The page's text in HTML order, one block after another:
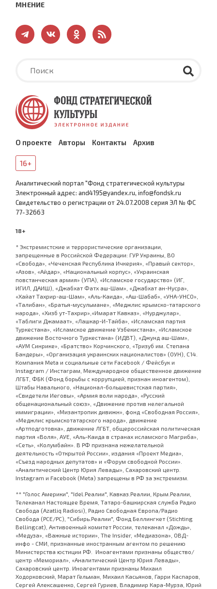
МНЕНИЕ
О проекте Авторы Контакты Архив
16+
Аналитический портал "Фонд стратегической культуры
Электронный адрес: and4195@yandex.ru, info@fondsk.ru
Cвидетельство о регистрации от 24.07.2008 серия ЭЛ № ФС
77-32663
18+
* Экстремистские и террористические организации,
запрещенные в Российской Федерации: ГУР Украины, ВО
«Свобода», «Чеченская Республика Ичкерия», «Правый сектор»,
«Азов», «Айдар», «Национальный корпус», «Украинская
повстанческая армия» (УПА), «Исламское государство» (ИГ,
ИГИЛ, ДАИШ), «Джабхат Фатх аш-Шам», «Джабхат ан-Нусра»,
«Хайат Тахрир-аш-Шам», «Аль-Каида», «Аш-Шабаб», «УНА-УНСО»,
«Талибан», «Братья-мусульмане», «Меджлис крымско-татарского
народа», «Хизб ут-Тахрир»,«Имарат Кавказ», «Нурджулар»,
«Таблиги Джамаат», «Лашкар-И-Тайба», «Исламская партия
Туркестана», «Исламское движение Узбекистана», «Исламское
движение Восточного Туркестана» (ИДВТ), «Джунд аш-Шам»,
«АУМ Синрике», «Братство» Корчинского, «Тризуб им. Степана
Бандеры», «Организация украинских националистов» (ОУН), С14.
Компания Meta и социальные сети Facebook / Фейсбук и
Instagram / Инстаграм, Международное общественное движение
ЛГБТ, ФБК (Фонд борьбы с коррупцией, признан иноагентом),
Штабы Навального, «Национал-большевистская партия»,
«Свидетели Иеговы», «Армия воли народа», «Русский
общенациональный союз», «Движение против нелегальной
иммиграции», «Мизантропик дивижн», фонд «Свободная Россия»,
«Меджлис крымскотатарского народа», движение
«Артподготовка», движение ЛГБТ, общероссийская политическая
партия «Воля», АУЕ, «Аль-Каида в странах исламского Магриба»,
«Сеть», «Колумбайн». В РФ признана нежелательной
деятельность «Открытой России», издания «Проект Медиа»,
«Съезд народных депутатов» и «Форум свободной России».
«Аналитический Центр Юрия Левады», Сахаровский центр.
Instagram и Facebook (Metа) запрещены в РФ за экстремизм.
** "Голос Америки", "Idel.Реалии", Кавказ.Реалии, Крым.Реалии,
Телеканал Настоящее Время, Татаро-башкирская служба Радио
Свобода (Azatliq Radiosi), Радио Свободная Европа/Радио
Свобода (PCE/PC), "Сибирь.Реалии", Фонд Беллингкет (Stichting
Bellingcat), Антивоенный комитет России, телеканал «Дождь»,
«Медуза», «Важные истории», The Insider, «Медиазона», ОВД-
инфо - СМИ, признанные иностранным агентом по решению
Министерства юстиции РФ. Иноагентами признаны общество/
центр «Мемориал», «Аналитический Центр Юрия Левады»,
Сахаровский центр. Иноагентами признаны Михаил
Ходорковский, Марат Гельман, Михаил Касьянов, Гарри Каспаров,
Сергей Алексашенко, Сергей Гуриев, Владимир Кара-Мурза, Юрий